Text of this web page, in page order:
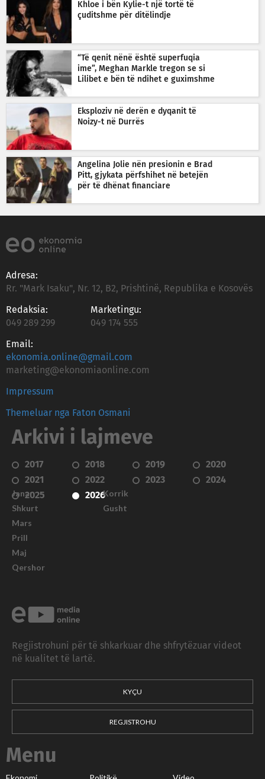
Khloe i bën Kylie-t një tortë të
çuditshme për ditëlindje
“Të qenit nënë është superfuqia
ime”, Meghan Markle tregon se si
Lilibet e bën të ndihet e guximshme
Eksploziv në derën e dyqanit të
Noizy-t në Durrës
Angelina Jolie nën presionin e Brad
Pitt, gjykata përfshihet në betejën
për të dhënat financiare
Adresa:
Rr. "Mark Isaku", Nr. 12, B2, Prishtinë, Republika e Kosovës
Redaksia:
049 289 299
Marketingu:
049 174 555
Email:
ekonomia.online@gmail.com
marketing@ekonomiaonline.com
Impressum
Themeluar nga Faton Osmani
Arkivi i lajmeve
2017 2018 2019
2020
2021
2022 2023
2024
2025
2026
Janar
Shkurt
Mars
Prill
Maj
Qershor
Korrik
Gusht
Regjistrohuni për të shkarkuar dhe shfrytëzuar videot
në kualitet të lartë.
KYÇU
REGJISTROHU
Menu